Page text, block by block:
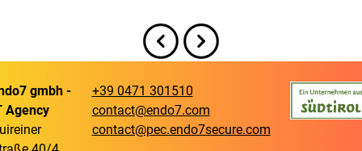
gmbh -
Agency
+39 0471 301510
contact@endo7.com
contact@pec.endo7secure.com